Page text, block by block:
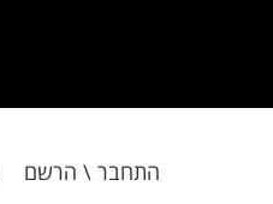
התחבר \ הרשם